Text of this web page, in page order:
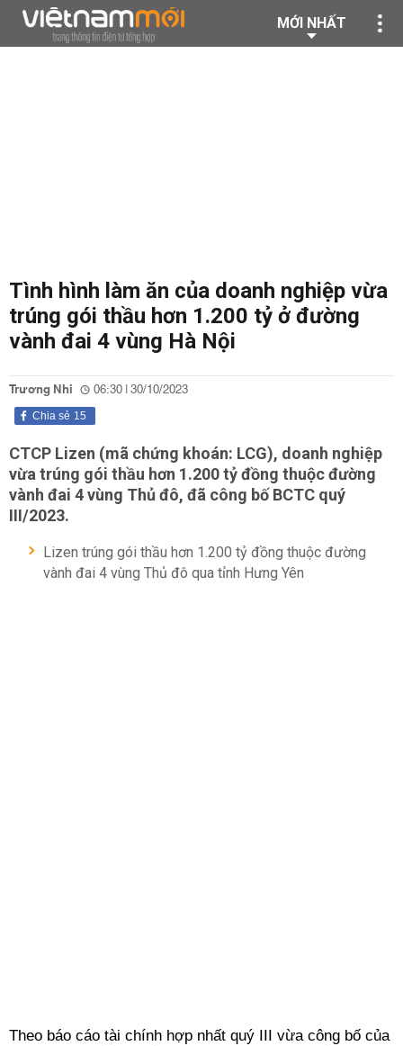
MỚI NHẤT
Tình hình làm ăn của doanh nghiệp vừa
trúng gói thầu hơn 1.200 tỷ ở đường
vành đai 4 vùng Hà Nội
Trương Nhi 06:30 | 30/10/2023
15
Chia sẻ
CTCP Lizen (mã chứng khoán: LCG), doanh nghiệp
vừa trúng gói thầu hơn 1.200 tỷ đồng thuộc đường
vành đai 4 vùng Thủ đô, đã công bố BCTC quý
III/2023.
Lizen trúng gói thầu hơn 1.200 tỷ đồng thuộc đường
vành đai 4 vùng Thủ đô qua tỉnh Hưng Yên
Theo báo cáo tài chính hợp nhất quý III vừa công bố của